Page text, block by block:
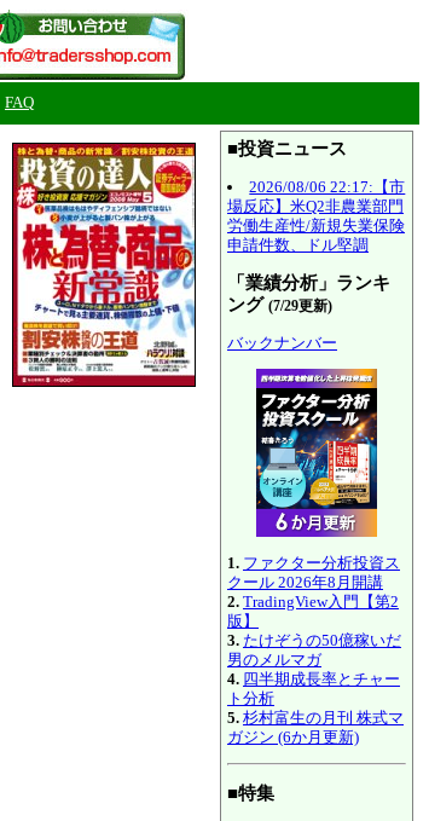
FAQ
■投資ニュース
2026/08/06 22:17:【市
場反応】米Q2非農業部門
労働生産性/新規失業保険
申請件数、ドル堅調
「業績分析」ランキ
ング (7/29更新)
バックナンバー
1. ファクター分析投資ス
クール 2026年8月開講
2. TradingView入門【第2
版】
3. たけぞうの50億稼いだ
男のメルマガ
4. 四半期成長率とチャー
ト分析
5. 杉村富生の月刊 株式マ
ガジン (6か月更新)
■特集